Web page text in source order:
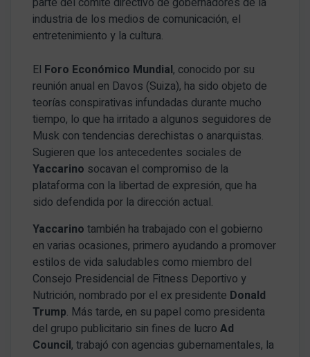
industria de los medios de comunicación, el
entretenimiento y la cultura.
El Foro Económico Mundial, conocido por su
reunión anual en Davos (Suiza), ha sido objeto de
teorías conspirativas infundadas durante mucho
tiempo, lo que ha irritado a algunos seguidores de
Musk con tendencias derechistas o anarquistas.
Sugieren que los antecedentes sociales de
Yaccarino socavan el compromiso de la
plataforma con la libertad de expresión, que ha
sido defendida por la dirección actual.
Yaccarino también ha trabajado con el gobierno
en varias ocasiones, primero ayudando a promover
estilos de vida saludables como miembro del
Consejo Presidencial de Fitness Deportivo y
Nutrición, nombrado por el ex presidente Donald
Trump. Más tarde, en su papel como presidenta
del grupo publicitario sin fines de lucroAd
Council, trabajó con agencias gubernamentales, la